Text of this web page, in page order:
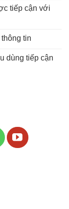
tiếp cận với
tin
dùng tiếp cận